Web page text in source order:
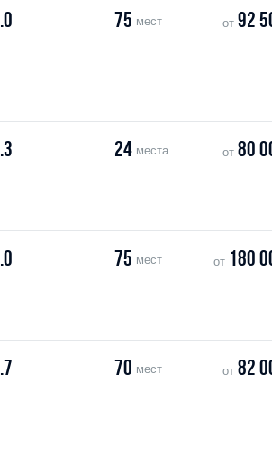
75 мест от 92
24места от 80
75 мест от 180
70 мест от 82